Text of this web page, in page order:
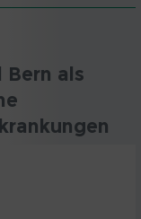
Bern als